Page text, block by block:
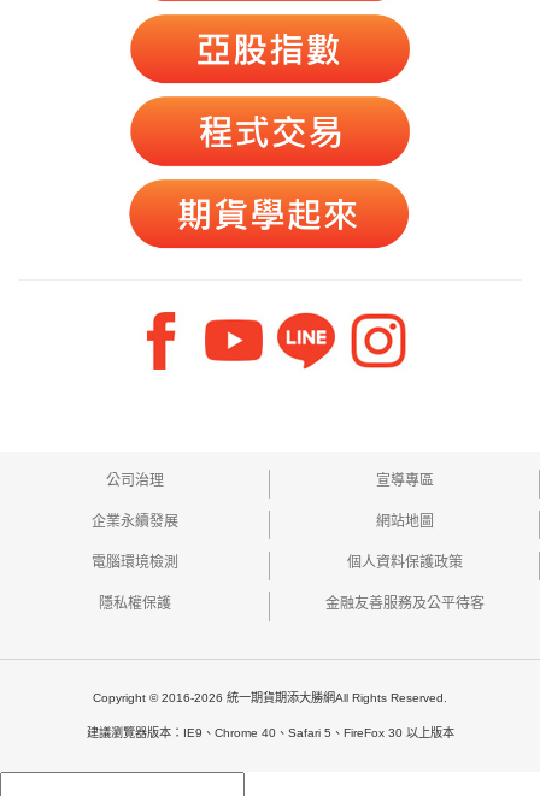
公司治理 宣導專區
企業永續發展 網站地圖
電腦環境檢測 個人資料保護政策
隱私權保護 金融友善服務及公平待客
Copyright © 2016-2026 統一期貨期添大勝網All Rights Reserved.
建議瀏覽器版本：IE9、Chrome 40、Safari 5、FireFox 30 以上版本